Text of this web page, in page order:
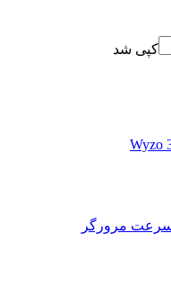
شد
مرورگر